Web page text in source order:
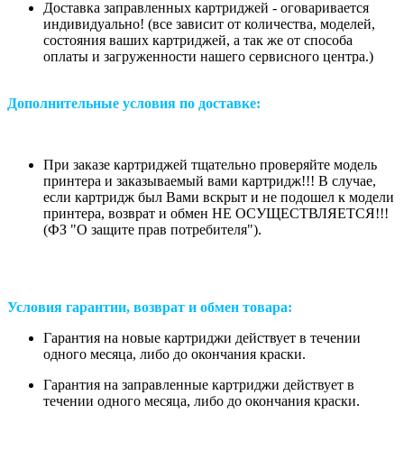
Доставка заправленных картриджей - оговаривается
индивидуально! (все зависит от количества, моделей,
состояния ваших картриджей, а так же от способа
оплаты и загруженности нашего сервисного центра.)
Дополнительные условия по доставке:
При заказе картриджей тщательно проверяйте модель
принтера и заказываемый вами картридж!!! В случае,
если картридж был Вами вскрыт и не подошел к модели
принтера, возврат и обмен НЕ ОСУЩЕСТВЛЯЕТСЯ!!!
(ФЗ "О защите прав потребителя").
Условия гарантии, возврат и обмен товара:
Гарантия на новые картриджи действует в течении
одного месяца, либо до окончания краски.
Гарантия на заправленные картриджи действует в
течении одного месяца, либо до окончания краски.